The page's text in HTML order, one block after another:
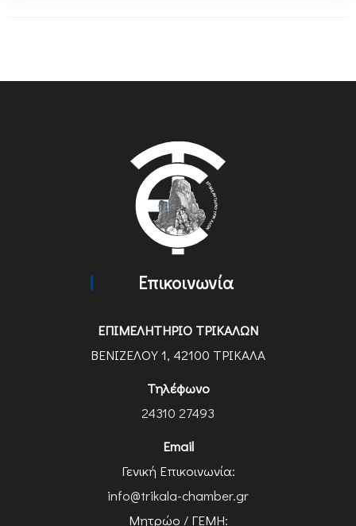
Επικοινωνία
ΕΠΙΜΕΛΗΤΗΡΙΟ ΤΡΙΚΑΛΩΝ
ΒΕΝΙΖΕΛΟΥ 1, 42100 ΤΡΙΚΑΛΑ
Τηλέφωνο
24310 27493
Email
Γενική Επικοινωνία:
info@trikala-chamber.gr
Μητρώο / ΓΕΜΗ: